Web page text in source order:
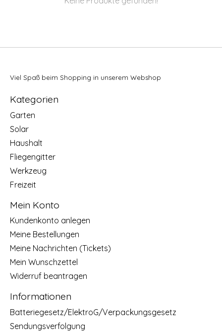
Viel Spaß beim Shopping in unserem Webshop
Kategorien
Garten
Solar
Haushalt
Fliegengitter
Werkzeug
Freizeit
Mein Konto
Kundenkonto anlegen
Meine Bestellungen
Meine Nachrichten (Tickets)
Mein Wunschzettel
Widerruf beantragen
Informationen
Batteriegesetz/ElektroG/Verpackungsgesetz
Sendungsverfolgung